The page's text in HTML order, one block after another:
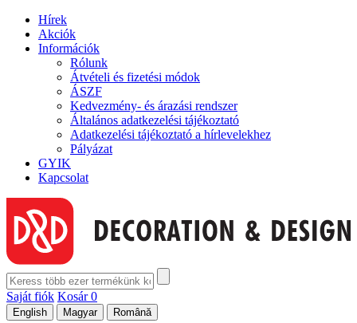
Hírek
Akciók
Információk
Rólunk
Átvételi és fizetési módok
ÁSZF
Kedvezmény- és árazási rendszer
Általános adatkezelési tájékoztató
Adatkezelési tájékoztató a hírlevelekhez
Pályázat
GYIK
Kapcsolat
Saját fiók Kosár 0